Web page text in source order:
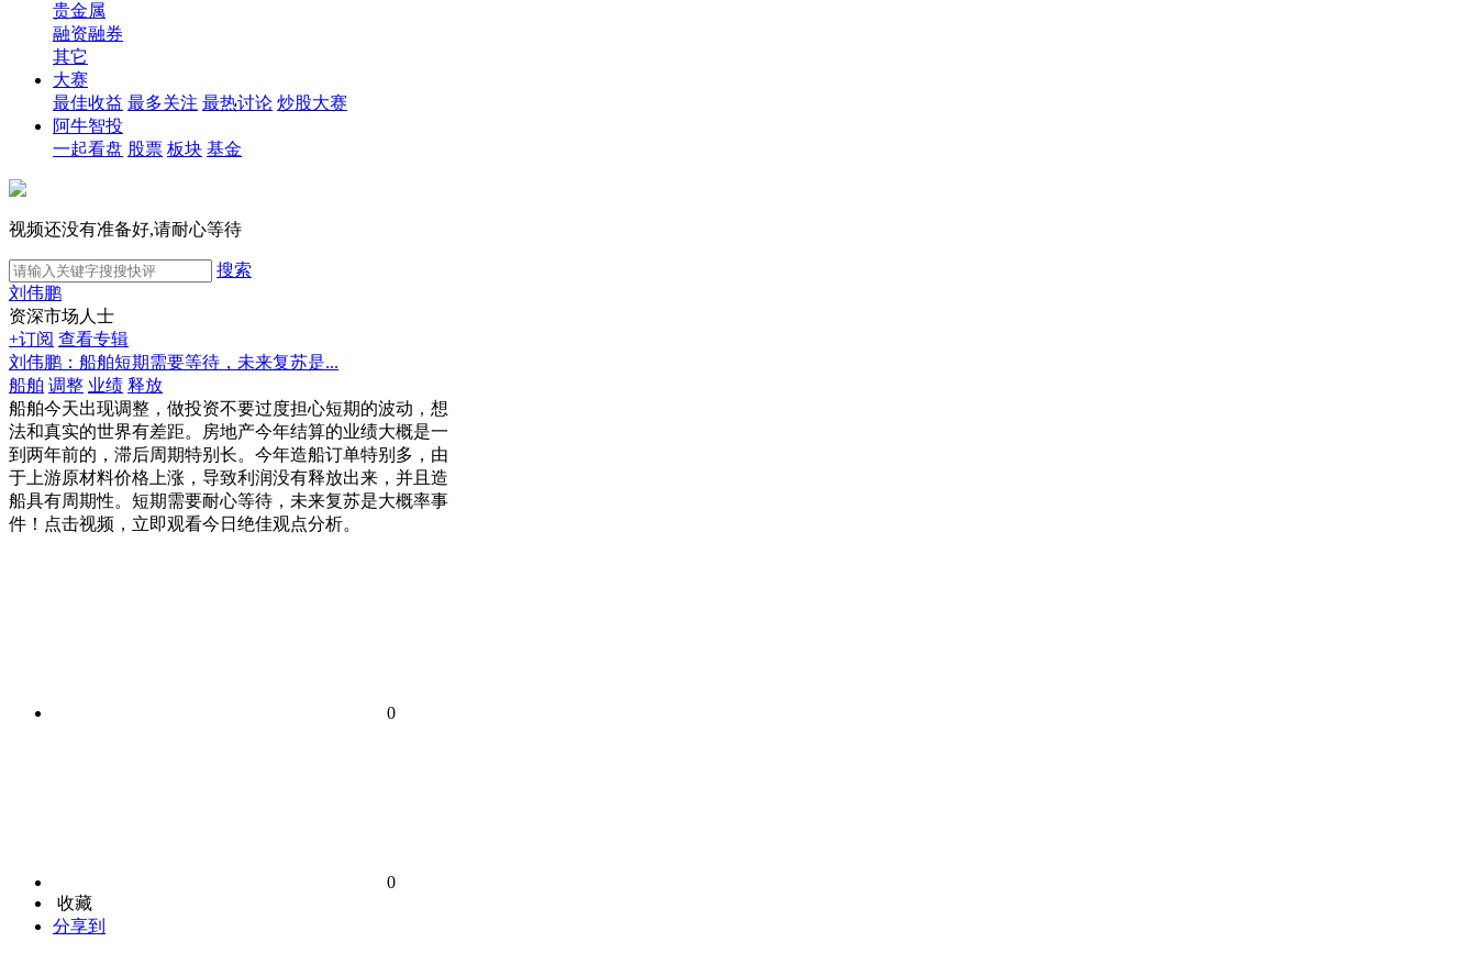
贵金属
融资融券
其它
大赛
最佳收益 最多关注 最热讨论 炒股大赛
阿牛智投
一起看盘 股票 板块 基金
视频还没有准备好,请耐心等待
搜索
刘伟鹏
资深市场人士
+订阅 查看专辑
刘伟鹏：船舶短期需要等待，未来复苏是...
船舶 调整 业绩 释放
船舶今天出现调整，做投资不要过度担心短期的波动，想
法和真实的世界有差距。房地产今年结算的业绩大概是一
到两年前的，滞后周期特别长。今年造船订单特别多，由
于上游原材料价格上涨，导致利润没有释放出来，并且造
船具有周期性。短期需要耐心等待，未来复苏是大概率事
件！点击视频，立即观看今日绝佳观点分析。
0
0
收藏
分享到